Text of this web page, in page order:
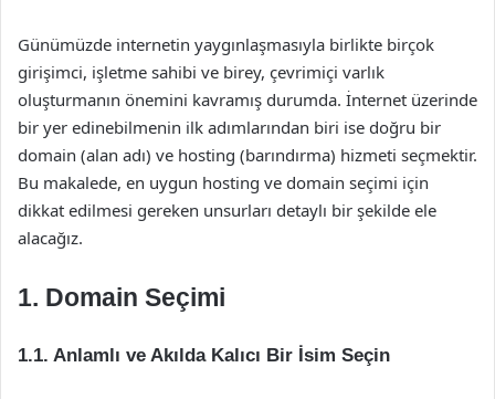
Günümüzde internetin yaygınlaşmasıyla birlikte birçok
girişimci, işletme sahibi ve birey, çevrimiçi varlık
oluşturmanın önemini kavramış durumda. İnternet üzerinde
bir yer edinebilmenin ilk adımlarından biri ise doğru bir
domain (alan adı) ve hosting (barındırma) hizmeti seçmektir.
Bu makalede, en uygun hosting ve domain seçimi için
dikkat edilmesi gereken unsurları detaylı bir şekilde ele
alacağız.
1. Domain Seçimi
1.1. Anlamlı ve Akılda Kalıcı Bir İsim Seçin